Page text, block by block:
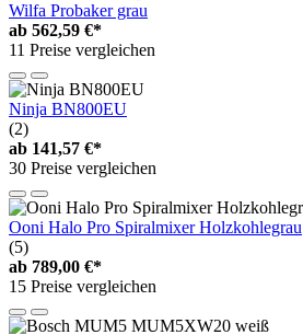
Wilfa Probaker grau
ab 562,59 €*
11 Preise vergleichen
Ninja BN800EU
(2)
ab 141,57 €*
30 Preise vergleichen
Ooni Halo Pro Spiralmixer Holzkohlegrau
(5)
ab 789,00 €*
15 Preise vergleichen